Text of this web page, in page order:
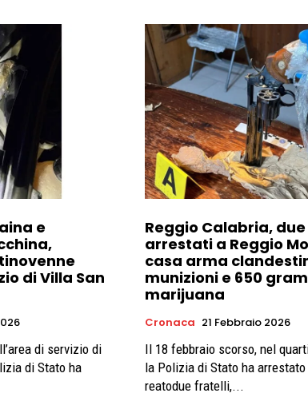
e
di Villa San
di servizio di
di Stato ha
Reggio Calabria,
arrestati a Reggio
casa arma
munizioni e 650
marijuana
Cronaca 21 Febbraio 2026
Il 18 febbraio scorso, nel
la Polizia di Stato ha
reatodue fratelli,...